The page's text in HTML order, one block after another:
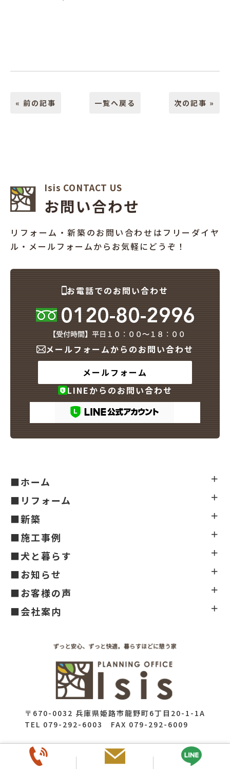
« 前の記事 一覧へ戻る 次の記事 »
Isis CONTACT US
お問い合わせ
リフォーム・新築のお問い合わせはフリーダイヤ
ル・メールフォームからお気軽にどうぞ！
お電話でのお問い合わせ
メールフォームからのお問い合わせ
メールフォーム
LINEからのお問い合わせ
■ホーム
■リフォーム
■新築
■施工事例
■犬と暮らす
■お知らせ
■お客様の声
■会社案内
〒670-0032 兵庫県姫路市龍野町6丁目20-1-1A
TEL 079-292-6003 FAX 079-292-6009